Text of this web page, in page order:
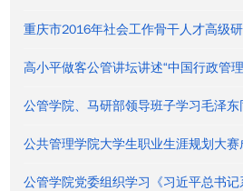
重庆市2016年社会工作骨干人才高级
高小平做客公管讲坛讲述“中国行政管
公管学院、马研部领导班子学习毛泽
公共管理学院大学生职业生涯规划大赛
公管学院党委组织学习《习近平总书